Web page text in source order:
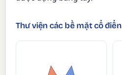
Thư viện các bề mặt cổ điển